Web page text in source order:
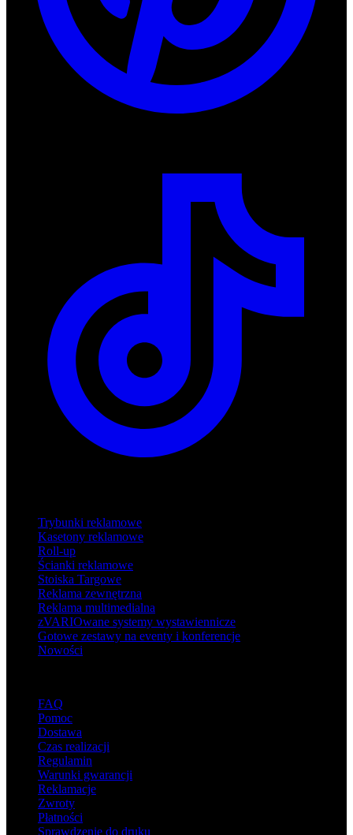
Trybunki reklamowe
Kasetony reklamowe
Roll-up
Ścianki reklamowe
Stoiska Targowe
Reklama zewnętrzna
Reklama multimedialna
zVARIOwane systemy wystawiennicze
Gotowe zestawy na eventy i konferencje
Nowości
FAQ
Pomoc
Dostawa
Czas realizacji
Regulamin
Warunki gwarancji
Reklamacje
Zwroty
Płatności
Sprawdzenie do druku